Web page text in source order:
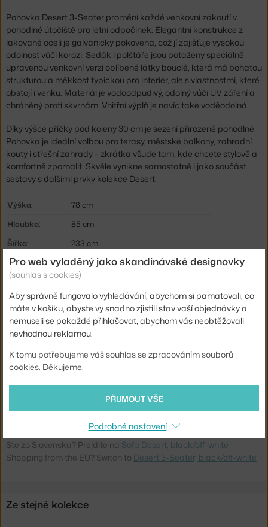
Pohovka Desert 3-Seater promění každé venkovní zákoutí v
pohodlné útočiště pro letní odpočinek. Elegantní konstrukce z
lakované oceli je galvanicky pokovena, což jí zajišťuje vysokou
odolnost vůči korozi. Sedák i polštáře jsou potaženy speciálně
upravenou venkovní verzí oblíbené látky bouclé, která má bohatou
strukturou a měkkost typickou pro interiér, ale s vlastnostmi, které
obstojí i venku. Materiál je vodoodpudivý, odolný vůči UV záření a
chráněný proti skvrnám. Vnitřní výplň je navíc také voděodolná.
Díky výšce příčky pod koleny 30 cm je sezení přirozeně pohodlné.
Pohovka je ideální volbou pro terasy, městské balkony, zahradní
kouty i střešní zahrady – zkrátka všude tam, kde chcete stylově a
komfortně zpomalit. Skvěle vynikne samostatně i jako součást
sestavy s dalšími prvky kolekce Desert.
Výška:
78 cm
Hloubka:
85 cm
Šířka:
233 cm
Područky:
s područkami
Barva:
krémová
Materiál:
textilní potah, práškově lakovaná ocel
Sedák:
čalouněný
Podnož:
kov
Typ pohovky:
3-místná
FER-1104270932
Ste zo Slovenska? Prejdite na Sofa Desert, black/off-white
Shopping from the EU? Switch to Desert 3-Seater, black/off-white
Ze stejné kolekce
Pro web vyladěný jako skandinávské designovky
(souhlas s cookies)
Aby správně fungovalo vyhledávání, abychom si pamatovali, co
máte v košíku, abyste vy snadno zjistili stav vaší objednávky a
nemuseli se pokaždé přihlašovat, abychom vás neobtěžovali
nevhodnou reklamou.
K tomu potřebujeme váš souhlas se zpracováním souborů
cookies. Děkujeme.
PŘIJMOUT VŠE
Podrobné nastavení